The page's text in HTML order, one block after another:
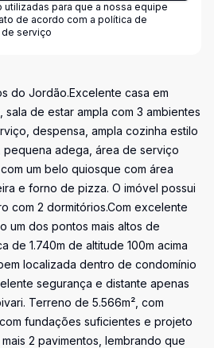
para que a nossa equipe
de acordo com a política de
serviço
do Jordão.Excelente casa em
sala de estar ampla com 3 ambientes
despensa, ampla cozinha estilo
adega, área de serviço
um belo quiosque com área
e forno de pizza. O imóvel possui
com 2 dormitórios.Com excelente
um dos pontos mais altos de
de 1.740m de altitude 100m acima
localizada dentro de condomínio
segurança e distante apenas
Terreno de 5.566m², com
fundações suficientes e projeto
2 pavimentos, lembrando que